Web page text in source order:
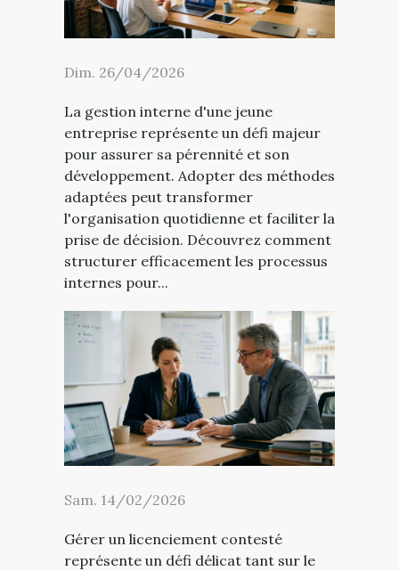
Dim. 26/04/2026
La gestion interne d'une jeune
entreprise représente un défi majeur
pour assurer sa pérennité et son
développement. Adopter des méthodes
adaptées peut transformer
l'organisation quotidienne et faciliter la
prise de décision. Découvrez comment
structurer efficacement les processus
internes pour...
Sam. 14/02/2026
Gérer un licenciement contesté
représente un défi délicat tant sur le